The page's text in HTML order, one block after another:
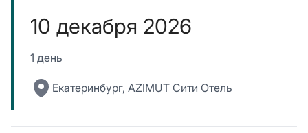
10 декабря 2026
1 день
Екатеринбург, AZIMUT Сити Отель